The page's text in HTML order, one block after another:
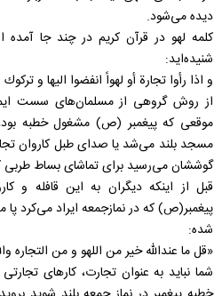
ديده می‌شود.
كلمه لهو در قرآن كريم در چند جا
شنيده‌ايد:
و اذا رأوا تجارة أو لهواً انفضوا اليها و تركوك
از روش گروهی از مسلمان‌های سست
موقعی كه پيغمبر (ص) مشغول خطبه
مسجد بلند می‌شد يا صدای طبل كاروان
گوششان می‌رسيد برای تماشای بساط طربی كه
قبل از اينكه ديگران به اين قافله و
پيغمبر(ص) كه در نمازجمعه ايراد می‌كرد پا
شده:
«قل ما عندالله خير من اللهو و من التجاره
شما نبايد به عنوان تجارت، كارهای